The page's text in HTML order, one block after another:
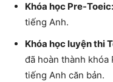
Khóa học Pre-Toeic:
tiếng Anh.
Khóa học luyện thi
đã hoàn thành
tiếng Anh căn bản.